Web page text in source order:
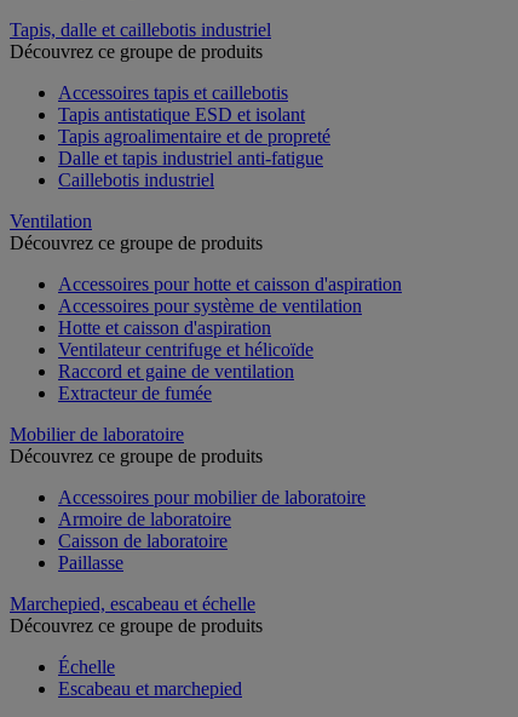
Tapis, dalle et caillebotis industriel
Découvrez ce groupe de produits
Accessoires tapis et caillebotis
Tapis antistatique ESD et isolant
Tapis agroalimentaire et de propreté
Dalle et tapis industriel anti-fatigue
Caillebotis industriel
Ventilation
Découvrez ce groupe de produits
Accessoires pour hotte et caisson d'aspiration
Accessoires pour système de ventilation
Hotte et caisson d'aspiration
Ventilateur centrifuge et hélicoïde
Raccord et gaine de ventilation
Extracteur de fumée
Mobilier de laboratoire
Découvrez ce groupe de produits
Accessoires pour mobilier de laboratoire
Armoire de laboratoire
Caisson de laboratoire
Paillasse
Marchepied, escabeau et échelle
Découvrez ce groupe de produits
Échelle
Escabeau et marchepied